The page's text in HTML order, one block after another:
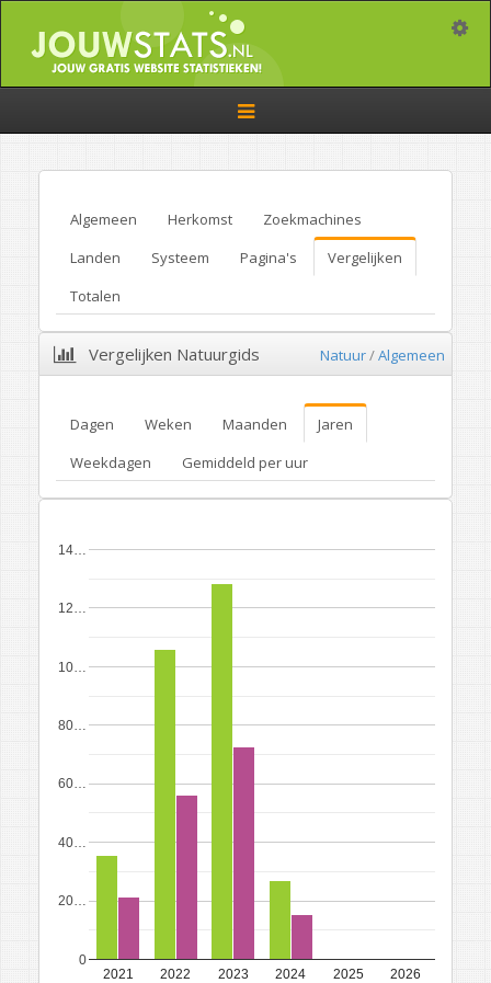
Toggle
navigation
Algemeen Herkomst
Zoekmachines
Landen
Systeem Pagina's
Vergelijken
Totalen
Vergelijken Natuurgids Natuur/Algemeen
Dagen Weken Maanden
Jaren
Weekdagen
Gemiddeld per uur
2021 2022 2023 2024 2025 2026
0
20…
40…
60…
80…
10…
12…
14…